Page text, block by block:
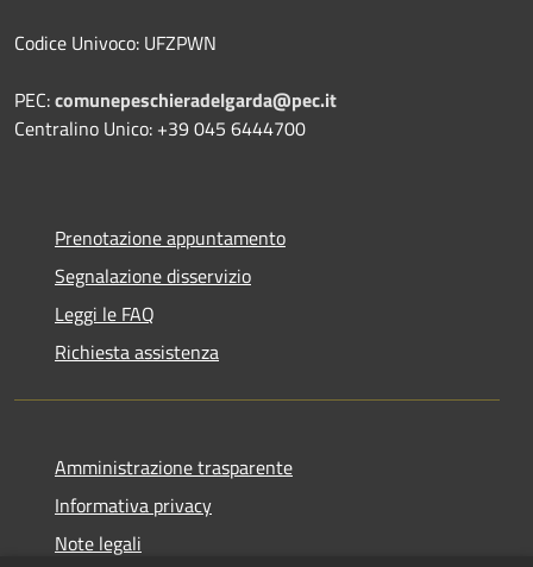
Codice Univoco: UFZPWN
PEC:comunepeschieradelgarda@pec.it
Centralino Unico: +39 045 6444700
Prenotazione appuntamento
Segnalazione disservizio
Leggi le FAQ
Richiesta assistenza
Amministrazione trasparente
Informativa privacy
Note legali